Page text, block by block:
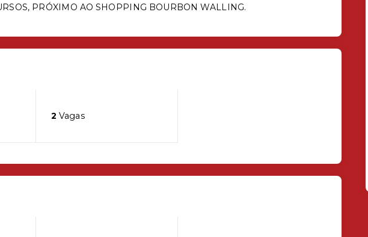
PRÓXIMO AO SHOPPING BOURBON WALLING.
2 Vagas